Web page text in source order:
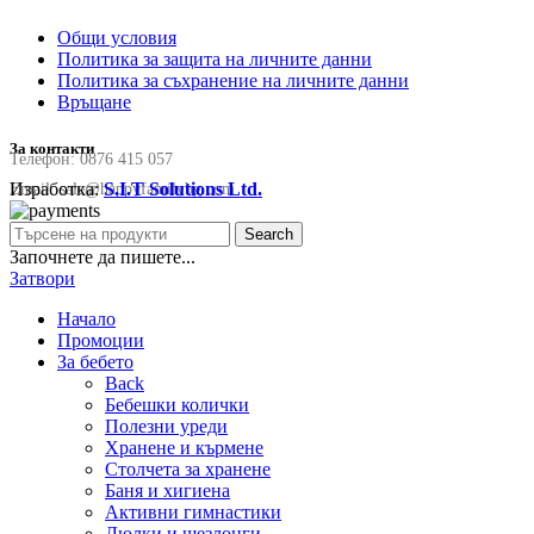
Общи условия
Политика за защита на личните данни
Политика за съхранение на личните данни
Връщане
За контакти
Телефон:0876 415 057
Email:sale@happyfamilybg.com
Изработка:S.I.T Solutions Ltd.
Search
Започнете да пишете...
Затвори
Начало
Промоции
За бебето
Back
Бебешки колички
Полезни уреди
Хранене и кърмене
Столчета за хранене
Баня и хигиена
Активни гимнастики